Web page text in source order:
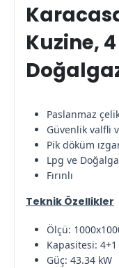
Kuzine,
Paslanmaz
Güvenlik valfli
Pik döküm
Lpg ve
Fırınlı
Teknik Özellikler
Ölçü:
Kapasitesi: 4+1
Güç: 43.34 kW